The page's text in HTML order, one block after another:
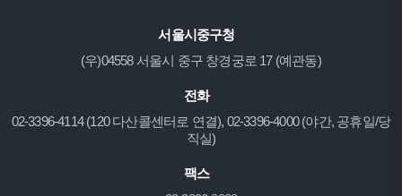
서울시중구청
(우)04558 서울시 중구 창경궁로 17 (예관동)
전화
02-3396-4114 (120 다산콜센터로 연결), 02-3396-4000 (야간, 공휴일/당
직실)
팩스